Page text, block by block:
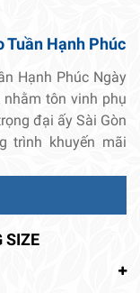
Tuần Hạnh Phúc
Hạnh Phúc Ngày
tôn vinh phụ
đại ấy Sài Gòn
trình khuyến mãi
SIZE